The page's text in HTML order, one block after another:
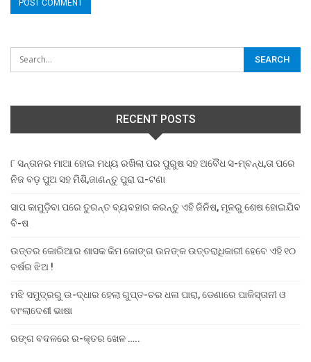
RECENT POSTS
୮ ସନ୍ତାନର ମାଆ ହୋଇ ମଧ୍ୟ ରଖିଲା ପର ପୁରୁଷ ସହ ଅବୈଧ ସ-ମ୍ବନ୍ଧ,ତା ପରେ
ନିଜ ବଡ଼ ପୁଅ ସହ ମିଶି,ଜାଣନ୍ତୁ ପୁରା ଘ-ଟଣା
ସାପ କାମୁଡ଼ିବା ପରେ ତୁରନ୍ତ ବ୍ୟବହାର କରନ୍ତୁ ଏହି ଜିନିଷ, ମୂଳରୁ ଶେଷ ହୋଇଯିବ
ବି-ଷ
ଉତ୍ତର କୋରିଆର ଶାସକ କିମ ଜୋଙ୍ଗ ଉନଙ୍କ ଉତ୍ତରାଧିକାରୀ ହେବେ ଏହି ୧୦
ବର୍ଷର ଝିଅ !
ମଝି ସମୁଦ୍ରରୁ ଉ-ଦ୍ଧାର ହେଲା ଗୁପ୍ତ-ଚର ଧଳା ପାରା, ଡେଣାରେ ପାକିସ୍ତାନୀ ଓ
ବାଂଲାଦେଶୀ ଭାଷା
ରଙ୍ଗ ବଦଳରେ ର-କ୍ତର ଖେଳ …..